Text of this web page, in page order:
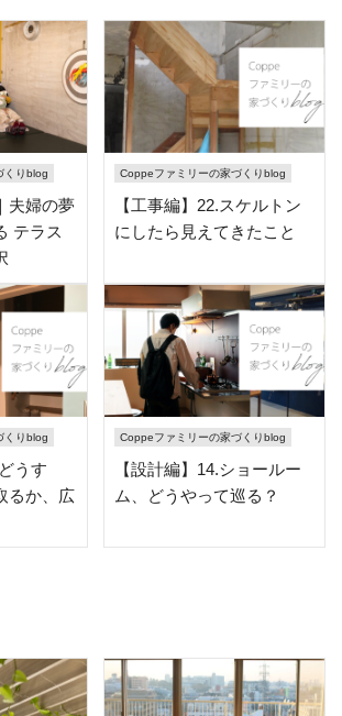
くりblog
夫婦の夢
テラス
Coppeファミリーの家づくりblog
【工事編】22.スケルトン
にしたら見えてきたこと
くりblog
うす
るか、広
Coppeファミリーの家づくりblog
【設計編】14.ショールー
ム、どうやって巡る？